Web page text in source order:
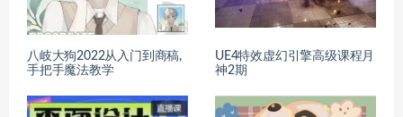
八岐大狗2022从入门到商稿,
手把手魔法教学
UE4特效虚幻引擎高级课程月
神2期